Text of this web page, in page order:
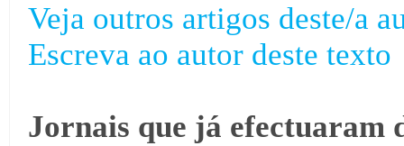
Veja outros artigos deste/a
Escreva ao autor deste texto
Jornais que já efectuaram